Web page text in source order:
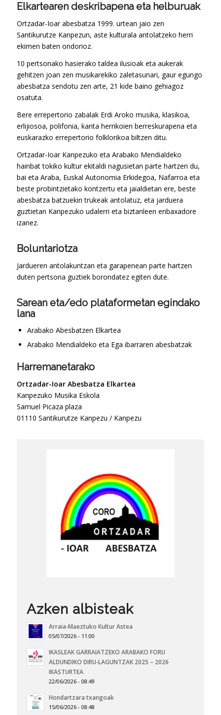
Elkartearen deskribapena eta helburuak
Ortzadar-Ioar abesbatza 1999. urtean jaio zen
Santikurutze Kanpezun, aste kulturala antolatzeko herri
ekimen baten ondorioz.
10 pertsonako hasierako taldea ilusioak eta aukerak
gehitzen joan zen musikarekiko zaletasunari, gaur egungo
abesbatza sendotu zen arte, 21 kide baino gehiagoz
osatuta.
Bere errepertorio zabalak Erdi Aroko musika, klasikoa,
erlijiosoa, polifonia, kanta herrikoien berreskurapena eta
euskarazko errepertorio folklorikoa biltzen ditu.
Ortzadar-Ioar Kanpezuko eta Arabako Mendialdeko
hainbat tokiko kultur ekitaldi nagusietan parte hartzen du,
bai eta Araba, Euskal Autonomia Erkidegoa, Nafarroa eta
beste probintzietako kontzertu eta jaialdietan ere, beste
abesbatza batzuekin trukeak antolatuz, eta jarduera
guztietan Kanpezuko udalerri eta biztanleen enbaxadore
izanez.
Boluntariotza
Jardueren antolakuntzan eta garapenean parte hartzen
duten pertsona guztiek borondatez egiten dute.
Sarean eta/edo plataformetan egindako
lana
Arabako Abesbatzen Elkartea
Arabako Mendialdeko eta Ega ibarraren abesbatzak
Harremanetarako
Ortzadar-Ioar Abesbatza Elkartea
Kanpezuko Musika Eskola
Samuel Picaza plaza
01110 Santikurutze Kanpezu / Kanpezu
Azken albisteak
Arraia-Maeztuko Kultur Astea
05/07/2026 - 11:00
IKASLEAK GARRAIATZEKO ARABAKO FORU
ALDUNDIKO DIRU-LAGUNTZAK 2025 – 2026
IKASTURTEA
22/06/2026 - 08:49
Hondartzara txangoak
15/06/2026 - 08:48